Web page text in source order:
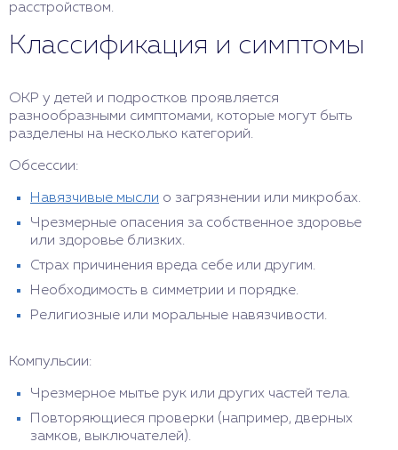
расстройством.
Классификация и симптомы
ОКР у детей и подростков проявляется
разнообразными симптомами, которые могут быть
разделены на несколько категорий.
Обсессии:
Навязчивые мысли о загрязнении или микробах.
Чрезмерные опасения за собственное здоровье
или здоровье близких.
Страх причинения вреда себе или другим.
Необходимость в симметрии и порядке.
Религиозные или моральные навязчивости.
Компульсии:
Чрезмерное мытье рук или других частей тела.
Повторяющиеся проверки (например, дверных
замков, выключателей).